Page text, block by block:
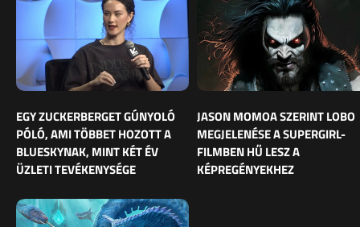
EGY ZUCKERBERGET GÚNYOLÓ
PÓLÓ, AMI TÖBBET HOZOTT A
BLUESKYNAK, MINT KÉT ÉV
ÜZLETI TEVÉKENYSÉGE
JASON MOMOA SZERINT LOBO
MEGJELENÉSE A SUPERGIRL-
FILMBEN HŰ LESZ A
KÉPREGÉNYEKHEZ